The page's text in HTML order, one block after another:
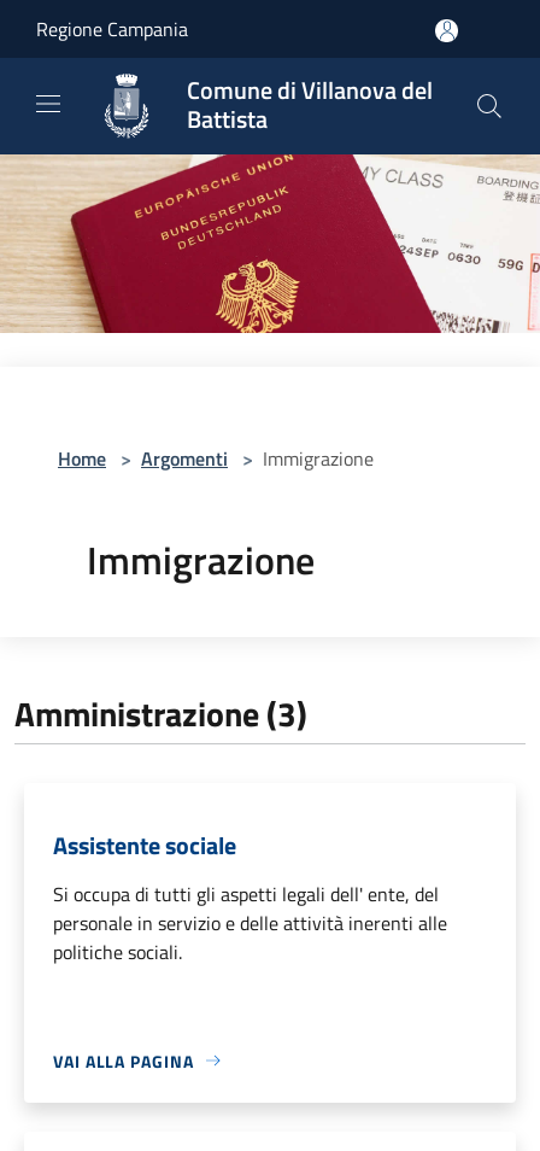
Regione Campania
Comune di Villanova del
Battista
Home > Argomenti > Immigrazione
Immigrazione
Amministrazione (3)
Assistente sociale
Si occupa di tutti gli aspetti legali dell' ente, del
personale in servizio e delle attività inerenti alle
politiche sociali.
VAI ALLA PAGINA